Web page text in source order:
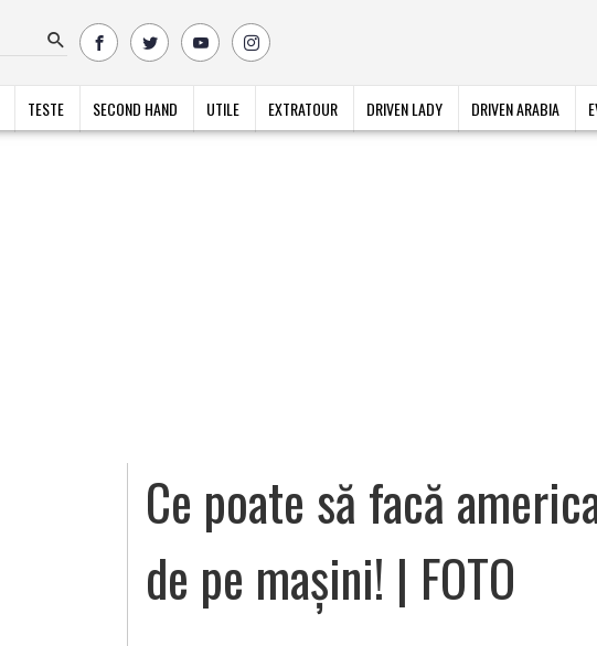
TESTE SECOND HAND UTILE EXTRATOUR DRIVEN LADY DRIVEN ARABIA
Ce poate să facă
de pe mașini! | FOTO